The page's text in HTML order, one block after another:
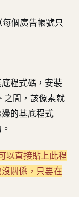
個廣告帳號只
程式碼，安裝
之間，該像素就
的基底程式
以直接貼上此程
關係，只要在